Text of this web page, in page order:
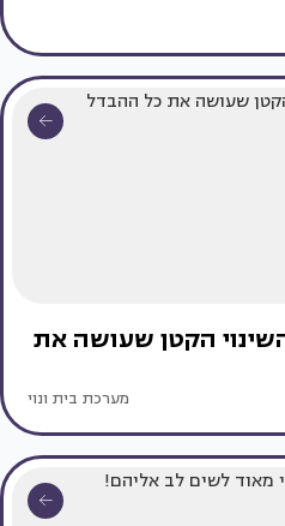
הקטן שעושה את
מערכת בית ונוי